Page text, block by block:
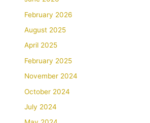
February 2026
August 2025
April 2025
February 2025
November 2024
October 2024
July 2024